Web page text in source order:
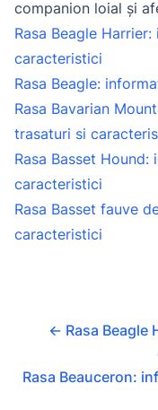
companion loial și
Rasa Beagle
caracteristici
Rasa Beagle:
Rasa Bavarian
trasaturi si
Rasa Basset
caracteristici
Rasa Basset fauve
caracteristici
← Rasa
Rasa Beauceron: